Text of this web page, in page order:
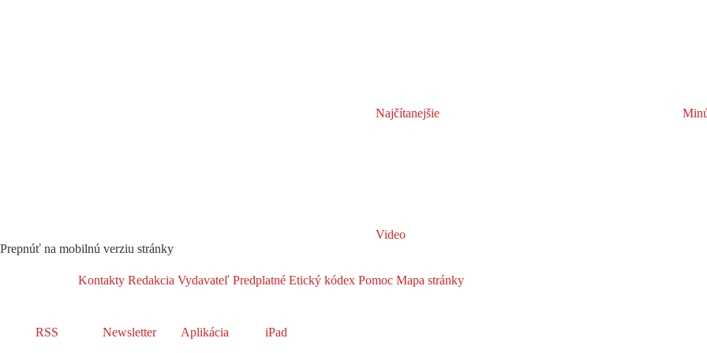
Najčítanejšie
Video
Prepnúť na mobilnú verziu stránky
Kontakty Redakcia Vydavateľ Predplatné Etický kódex Pomoc Mapa stránky
RSS Newsletter Aplikácia iPad